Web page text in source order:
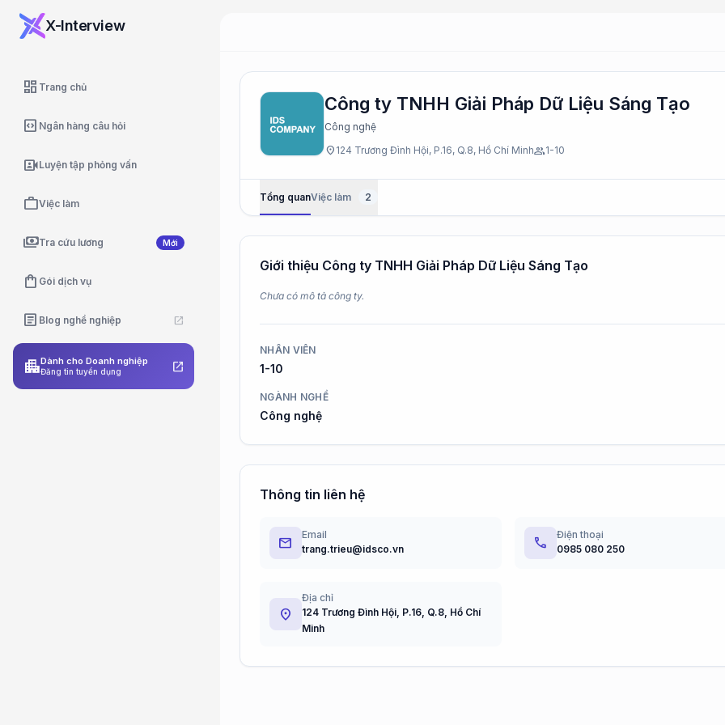
X-Interview
dashboard Trang chủ
code_blocks Ngân hàng câu hỏi
video_camera_frontLuyện tập phỏng vấn
workViệc làm
paymentsTra cứu lương Mới
shopping_bag Gói dịch vụ
article Blog nghề nghiệp open_in_new
apartmentDành cho Doanh nghiệp
Đăng tin tuyển dụng open_in_new
Công ty TNHH Giải Pháp Dữ Liệu Sáng Tạo
Công nghệ
location_on 124 Trương Đình Hội, P.16, Q.8, Hồ Chí Minhgroup1-10
Tổng quanViệc làm 2
Giới thiệu Công ty TNHH Giải Pháp Dữ Liệu Sáng Tạo
Chưa có mô tả công ty.
NHÂN VIÊN
1-10
NGÀNH NGHỀ
Công nghệ
Thông tin liên hệ
email
Email
trang.trieu@idsco.vn
phone
Điện thoại
0985 080 250
location_on
Địa chỉ
124 Trương Đình Hội, P.16, Q.8, Hồ Chí
Minh